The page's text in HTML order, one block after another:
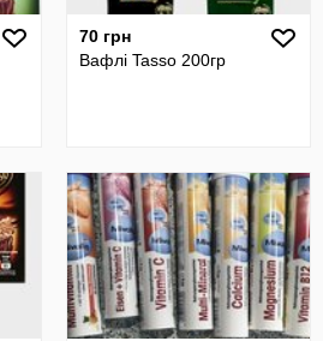
70 грн
Вафлі Tasso 200гр